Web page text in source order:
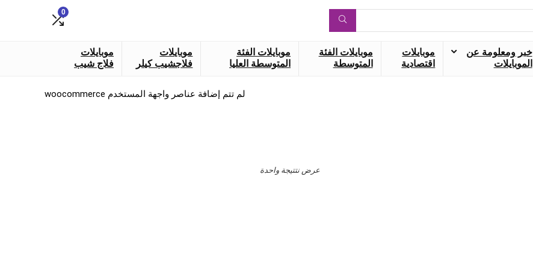
0
خبر ومعلومة عن
الموبايلات
موبايلات
اقتصادية
موبايلات الفئة
المتوسطة
موبايلات الفئة
المتوسطة العليا
موبايلات
فلاجشيب كيلر
موبايلات
فلاج شيب
عرض نتتيجة واحدة
لم تتم إضافة عناصر واجهة المستخدم woocommerce